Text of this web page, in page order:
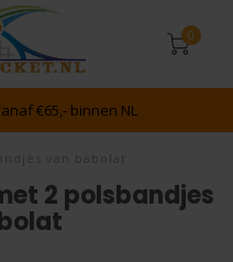
0
€65,- binnen NL
2 polsbandjes